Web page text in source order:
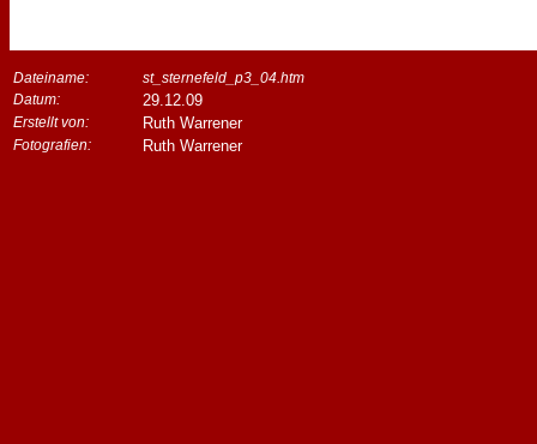
Dateiname:
st_sternefeld_p3_04.htm
Datum:
29.12.09
Erstellt von: Ruth Warrener
Fotografien: Ruth Warrener